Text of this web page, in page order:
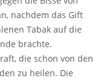
nachdem das Gift
Tabak auf die
brachte.
die schon von den
zu heilen. Die